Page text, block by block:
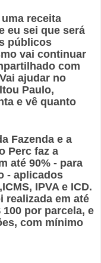
receita
eu sei que será
públicos
vai continuar
com
ajudar no
Paulo,
e vê quanto
Fazenda e a
Perc faz a
até 90% - para
- aplicados
IPVA e ICD.
realizada em até
por parcela, e
com mínimo